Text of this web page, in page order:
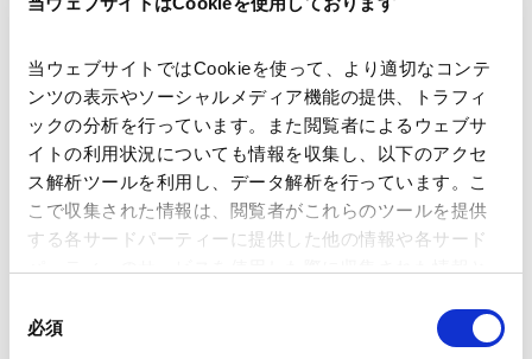
当ウェブサイトではCookieを使って、より適切なコンテ
ンツの表示やソーシャルメディア機能の提供、トラフィ
ックの分析を行っています。また閲覧者によるウェブサ
イトの利用状況についても情報を収集し、以下のアクセ
ス解析ツールを利用し、データ解析を行っています。こ
こで収集された情報は、閲覧者がこれらのツールを提供
する各サードパーティーに提供した他の情報や各サード
ことがあります。
必須
・日本企業の現地拠点の設立、再編、撤退
・ベンチャー投資、新規事業投資
・金融取引案件
・紛争処理案件
・労務案件
アクセス